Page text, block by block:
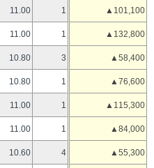
11.00 1 ▲101,100
11.00 1 ▲132,800
10.80 3 ▲58,400
10.80 1 ▲76,600
11.00 1 ▲115,300
11.00 1 ▲84,000
10.60 4 ▲55,300